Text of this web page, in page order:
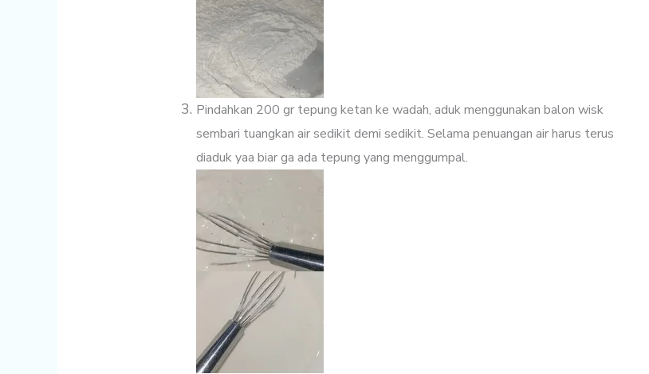
Pindahkan 200 gr tepung ketan ke wadah, aduk menggunakan balon wisk
sembari tuangkan air sedikit demi sedikit. Selama penuangan air harus terus
diaduk yaa biar ga ada tepung yang menggumpal.